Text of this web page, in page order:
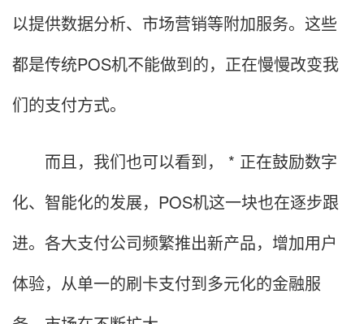
以提供数据分析、市场营销等附加服务。这些
都是传统POS机不能做到的，正在慢慢改变我
们的支付方式。
而且，我们也可以看到， * 正在鼓励数字
化、智能化的发展，POS机这一块也在逐步跟
进。各大支付公司频繁推出新产品，增加用户
体验，从单一的刷卡支付到多元化的金融服